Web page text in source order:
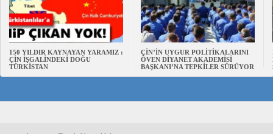
150 YILDIR KAYNAYAN YARAMIZ :
ÇİN İŞGALİNDEKİ DOĞU
TÜRKİSTAN
ÇİN’İN UYGUR POLİTİKALARINI
ÖVEN DİYANET AKADEMİSİ
BAŞKANI’NA TEPKİLER SÜRÜYOR